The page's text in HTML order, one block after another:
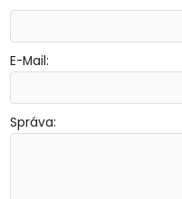
E-Mail:
Správa: